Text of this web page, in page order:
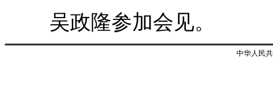
吴政隆参加会见。
中华人民